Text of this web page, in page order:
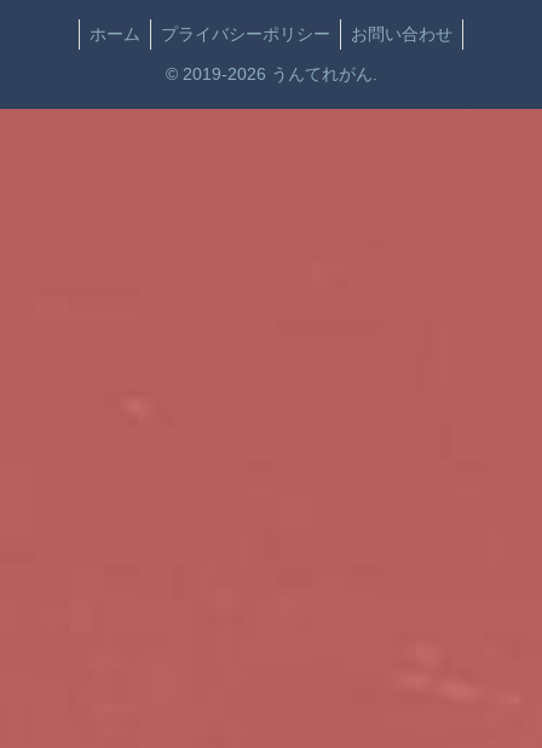
ホーム プライバシーポリシー お問い合わせ
© 2019-2026 うんてれがん.